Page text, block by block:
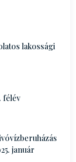
lakossági
félév
január